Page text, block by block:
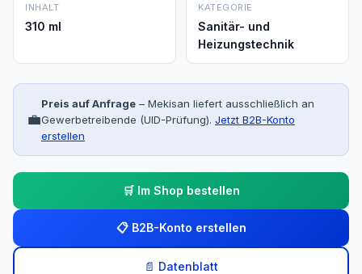
INHALT
310 ml
KATEGORIE
Sanitär- und
Heizungstechnik
💼
Preis auf Anfrage – Mekisan liefert ausschließlich an
Gewerbetreibende (UID-Prüfung). Jetzt B2B-Konto
erstellen
🛒 Im Shop bestellen
📋 B2B-Konto erstellen
📄 Datenblatt